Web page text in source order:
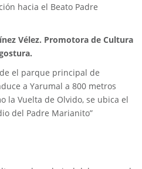
hacia el Beato Padre
Vélez. Promotora de Cultura
el parque principal de
a Yarumal a 800 metros
la Vuelta de Olvido, se ubica el
del Padre Marianito”